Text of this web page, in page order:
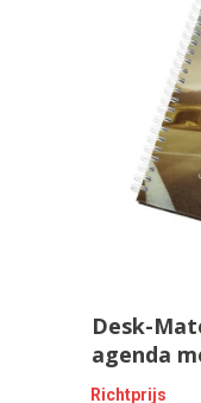
Desk-
agenda
Richtprijs